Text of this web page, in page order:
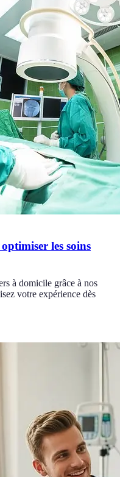
les soins
à domicile grâce à nos
votre expérience dès